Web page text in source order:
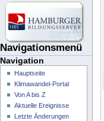
Navigationsmenü
Navigation
Hauptseite
Klimawandel-Portal
Von A bis Z
Aktuelle Ereignisse
Letzte Änderungen